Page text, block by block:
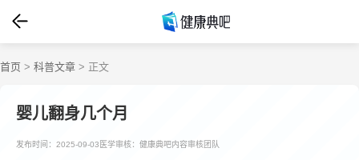
首页 > 科普文章 > 正文
婴儿翻身几个月
发布时间：2025-09-03 医学审核：健康典吧内容审核团队